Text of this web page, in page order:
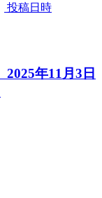
投稿日時
年11月3日